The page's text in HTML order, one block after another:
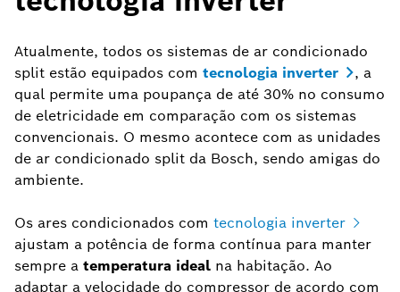
Atualmente, todos os sistemas de ar condicionado
split estão equipados com tecnologia inverter
, a
qual permite uma poupança de até 30% no consumo
de eletricidade em comparação com os sistemas
convencionais. O mesmo acontece com as unidades
de ar condicionado split da Bosch, sendo amigas do
ambiente.
Os ares condicionados com tecnologia inverter
ajustam a potência de forma contínua para manter
sempre a temperatura ideal na habitação. Ao
adaptar a velocidade do compressor de acordo com